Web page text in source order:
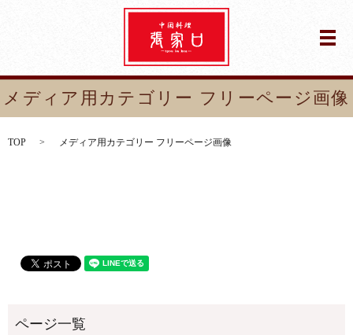
メ
メディア用カテゴリー フリーページ画像
TOP メディア用カテゴリー フリーページ画像